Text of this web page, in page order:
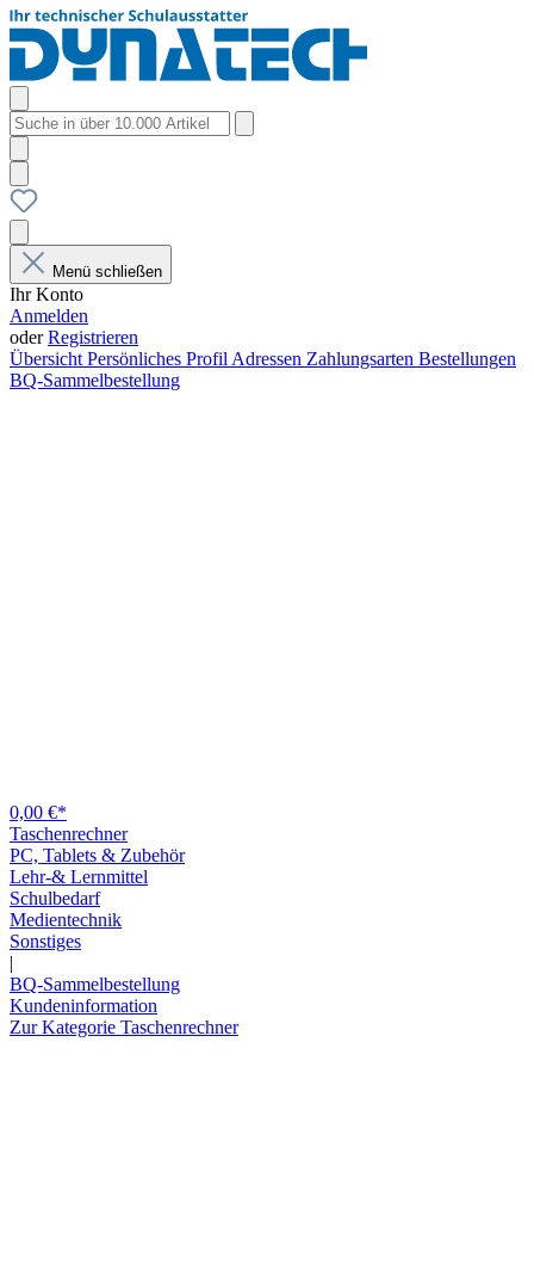
Menü schließen
Ihr Konto
Anmelden
oderRegistrieren
Übersicht Persönliches Profil Adressen Zahlungsarten Bestellungen
BQ-Sammelbestellung
0,00 €*
Taschenrechner
PC, Tablets & Zubehör
Lehr-& Lernmittel
Schulbedarf
Medientechnik
Sonstiges
|
BQ-Sammelbestellung
Kundeninformation
Zur Kategorie Taschenrechner